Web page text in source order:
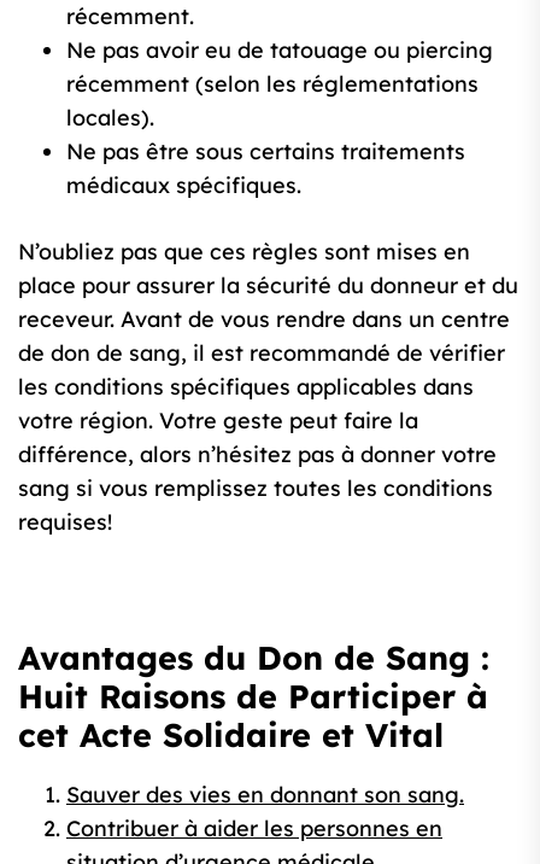
récemment.
Ne pas avoir eu de tatouage ou piercing
récemment (selon les réglementations
locales).
Ne pas être sous certains traitements
médicaux spécifiques.
N’oubliez pas que ces règles sont mises en
place pour assurer la sécurité du donneur et du
receveur. Avant de vous rendre dans un centre
de don de sang, il est recommandé de vérifier
les conditions spécifiques applicables dans
votre région. Votre geste peut faire la
différence, alors n’hésitez pas à donner votre
sang si vous remplissez toutes les conditions
requises!
Avantages du Don de Sang :
Huit Raisons de Participer à
cet Acte Solidaire et Vital
Sauver des vies en donnant son sang.
Contribuer à aider les personnes en